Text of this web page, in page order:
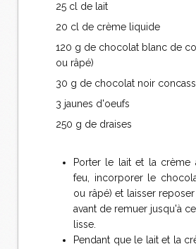
25 cl de lait
20 cl de crème liquide
120 g de chocolat blanc de
ou râpé)
30 g de chocolat noir
3 jaunes d'oeufs
250 g de draises
Porter le lait et la crème
feu, incorporer le
ou râpé) et laisser
avant de remuer jusqu'à
lisse.
Pendant que le lait et la